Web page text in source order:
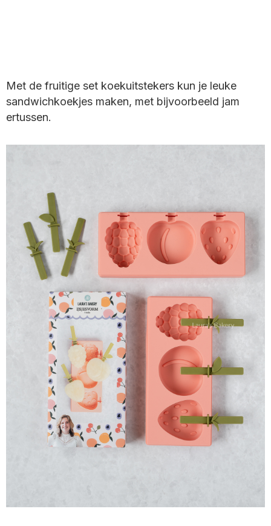
Met de fruitige set koekuitstekers kun je leuke
sandwichkoekjes maken, met bijvoorbeeld jam
ertussen.